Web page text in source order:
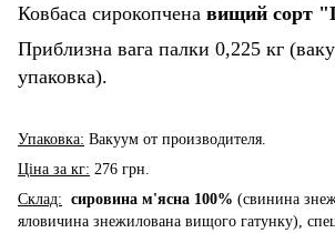
Ковбаса сирокопчена вищий сорт
Приблизна вага палки 0,225 кг
упаковка).
Упаковка: Вакуум от производителя.
Ціна за кг: 276 грн.
Склад: сировина м'ясна 100% (свинина
яловичина знежилована вищого гатунку),